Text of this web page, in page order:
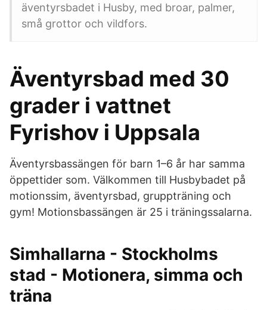
äventyrsbadet i Husby, med broar, palmer,
små grottor och vildfors.
Äventyrsbad med 30
grader i vattnet
Fyrishov i Uppsala
Äventyrsbassängen för barn 1–6 år har samma
öppettider som. Välkommen till Husbybadet på
motionssim, äventyrsbad, gruppträning och
gym! Motionsbassängen är 25 i träningssalarna.
Simhallarna - Stockholms
stad - Motionera, simma och
träna